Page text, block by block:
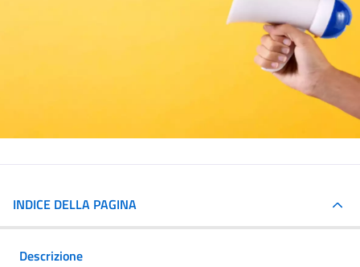
INDICE DELLA PAGINA
Descrizione